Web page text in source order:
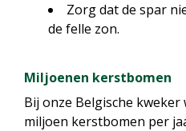
Zorg dat de spar
de felle zon.
Miljoenen kerstbomen
Bij onze Belgische kweker
miljoen kerstbomen per